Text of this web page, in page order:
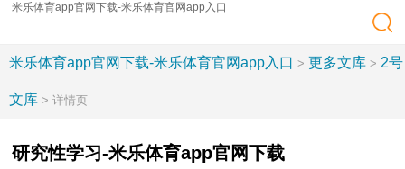
米乐体育app官网下载-米乐体育官网app入口
米乐体育app官网下载-米乐体育官网app入口 > 更多文库 > 2号
文库 > 详情页
研究性学习-米乐体育app官网下载